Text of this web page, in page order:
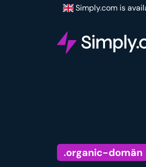
Simply.com is
.organic-domän